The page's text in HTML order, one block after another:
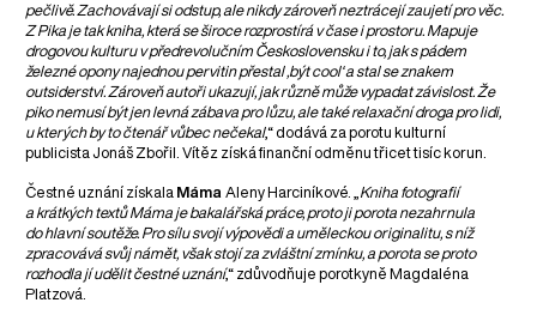
pečlivě. Zachovávají si odstup, ale nikdy zároveň neztrácejí zaujetí pro věc.
Z Pika je tak kniha, která se široce rozprostírá v čase i prostoru. Mapuje
drogovou kulturu v předrevolučním Československu i to, jak s pádem
železné opony najednou pervitin přestal ‚být cool‘ a stal se znakem
outsiderství. Zároveň autoři ukazují, jak různě může vypadat závislost. Že
piko nemusí být jen levná zábava pro lůzu, ale také relaxační droga pro lidi,
u kterých by to čtenář vůbec nečekal,“ dodává za porotu kulturní
publicista Jonáš Zbořil. Vítěz získá finanční odměnu třicet tisíc korun.
Čestné uznání získala MámaAleny Harciníkové. „ Kniha fotografií
a krátkých textů Máma je bakalářská práce, proto ji porota nezahrnula
do hlavní soutěže. Pro sílu svojí výpovědi a uměleckou originalitu, s níž
zpracovává svůj námět, však stojí za zvláštní zmínku, a porota se proto
rozhodla jí udělit čestné uznání,“ zdůvodňuje porotkyně Magdaléna
Platzová.